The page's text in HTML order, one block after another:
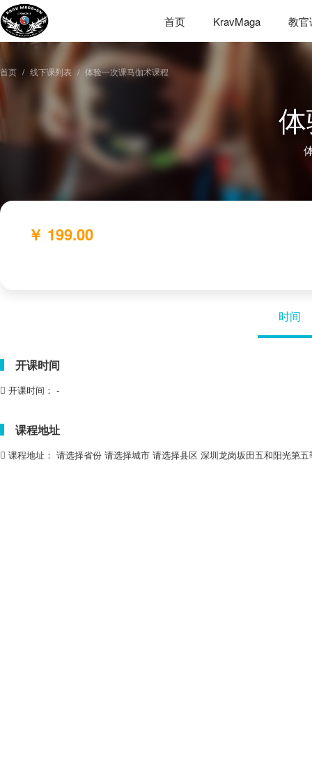
首页 KravMaga 教官
首页 线下课列表 体验一次课马伽术课程
￥ 199.00
时间
开课时间
开课时间： -
课程地址
课程地址： 请选择省份 请选择城市 请选择县区 深圳龙岗坂田五和阳光第五